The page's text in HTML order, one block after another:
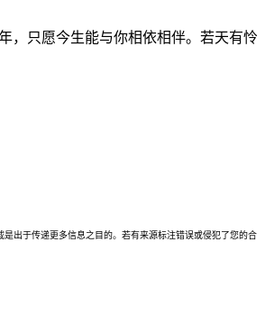
，只愿今生能与你相依相伴。若天有怜
出于传递更多信息之目的。若有来源标注错误或侵犯了您的合